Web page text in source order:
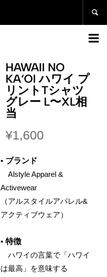


HAWAII NO
KA‘OI ハワイ プ
リントTシャツ
グレー L〜XL相
当
¥1,600
• ブランド
Alstyle Apparel &
Activewear
（アルスタイルアパレル&
アクティブウェア）
• 特徴
ハワイの言葉で「ハワイ
は最高」を意味する